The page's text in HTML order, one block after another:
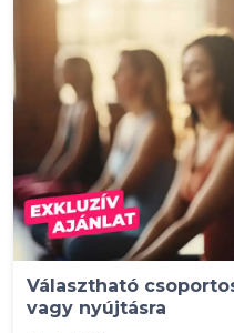
Választható
vagy nyújtásra